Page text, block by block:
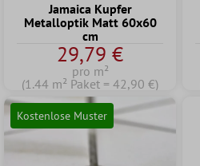
Jamaica Kupfer
Metalloptik Matt 60x60
cm
29,79 €
pro m²
(1.44 m² Paket = 42,90 €)
Kostenlose Muster